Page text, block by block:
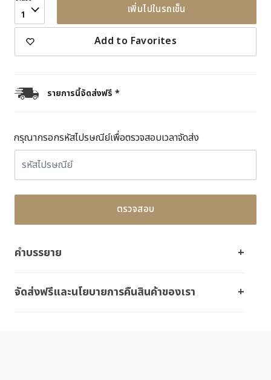
1 เพิ่มไปในรถเข็น
Add to Favorites
รายการนี้จัดส่งฟรี *
กรุณากรอกรหัสไปรษณีย์เพื่อตรวจสอบเวลาจัดส่ง
ตรวจสอบ
คำบรรยาย
จัดส่งฟรีและนโยบายการคืนสินค้าของเรา